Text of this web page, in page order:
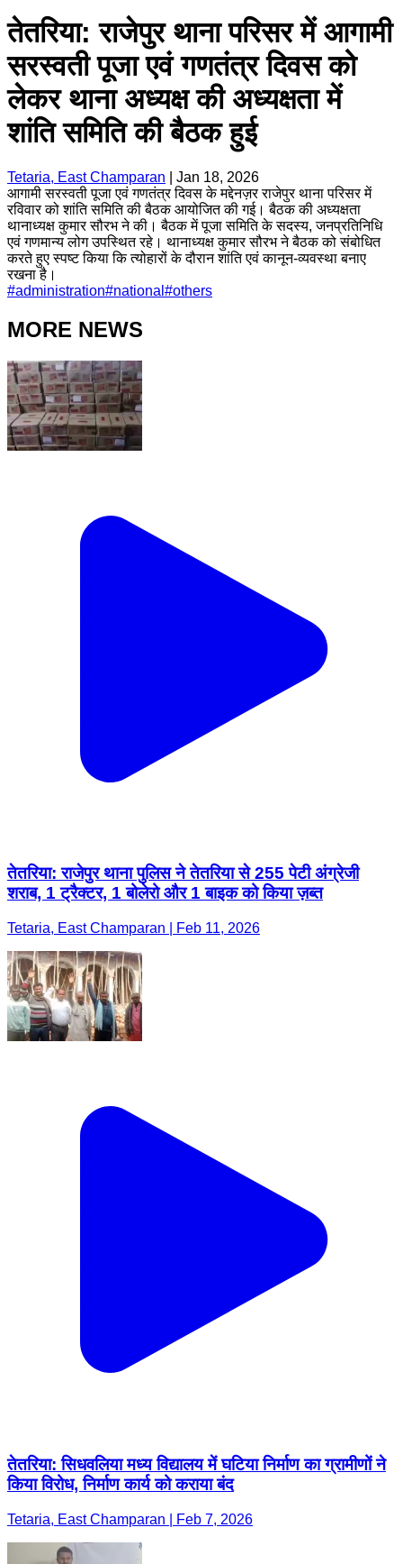
तेतरिया: राजेपुर थाना परिसर में आगामी
सरस्वती पूजा एवं गणतंत्र दिवस को
लेकर थाना अध्यक्ष की अध्यक्षता में
शांति समिति की बैठक हुई
Tetaria, East Champaran
Jan 18, 2026
आगामी सरस्वती पूजा एवं गणतंत्र दिवस के मद्देनज़र राजेपुर थाना परिसर में
रविवार को शांति समिति की बैठक आयोजित की गई। बैठक की अध्यक्षता
थानाध्यक्ष कुमार सौरभ ने की। बैठक में पूजा समिति के सदस्य, जनप्रतिनिधि
एवं गणमान्य लोग उपस्थित रहे। थानाध्यक्ष कुमार सौरभ ने बैठक को संबोधित
करते हुए स्पष्ट किया कि त्योहारों के दौरान शांति एवं कानून-व्यवस्था बनाए
रखना है।
#administration#national #others
MORE NEWS
तेतरिया: राजेपुर थाना पुलिस ने तेतरिया से 255 पेटी अंग्रेजी
शराब, 1 ट्रैक्टर, 1 बोलेरो और 1 बाइक को किया ज़ब्त
Tetaria, East Champaran | Feb 11, 2026
तेतरिया: सिधवलिया मध्य विद्यालय में घटिया निर्माण का ग्रामीणों ने
किया विरोध, निर्माण कार्य को कराया बंद
Tetaria, East Champaran | Feb 7, 2026